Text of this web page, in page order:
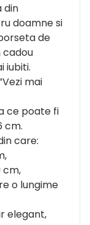
din
doamne si
de
cadou
iubiti.
mai
ce poate fi
cm.
care:
cm,
o lungime
elegant,